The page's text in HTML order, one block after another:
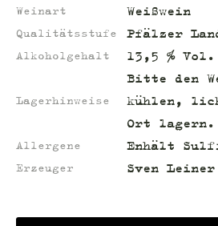
Weinart Weißwein
Qualitätsstufe Pfälzer
Alkoholgehalt 13,5 % Vol.
Lagerhinweise
Bitte den
kühlen,
Ort lagern.
Allergene Enhält
Erzeuger Sven Leiner